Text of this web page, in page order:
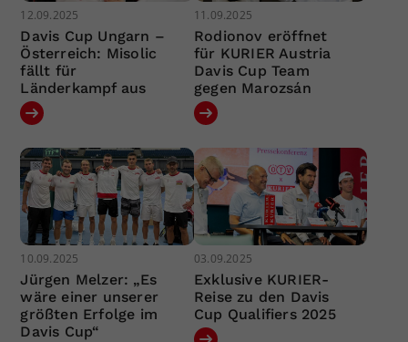
12.09.2025
Davis Cup Ungarn –
Österreich: Misolic
fällt für
Länderkampf aus
11.09.2025
Rodionov eröffnet
für KURIER Austria
Davis Cup Team
gegen Marozsán
10.09.2025
Jürgen Melzer: „Es
wäre einer unserer
größten Erfolge im
Davis Cup“
03.09.2025
Exklusive KURIER-
Reise zu den Davis
Cup Qualifiers 2025